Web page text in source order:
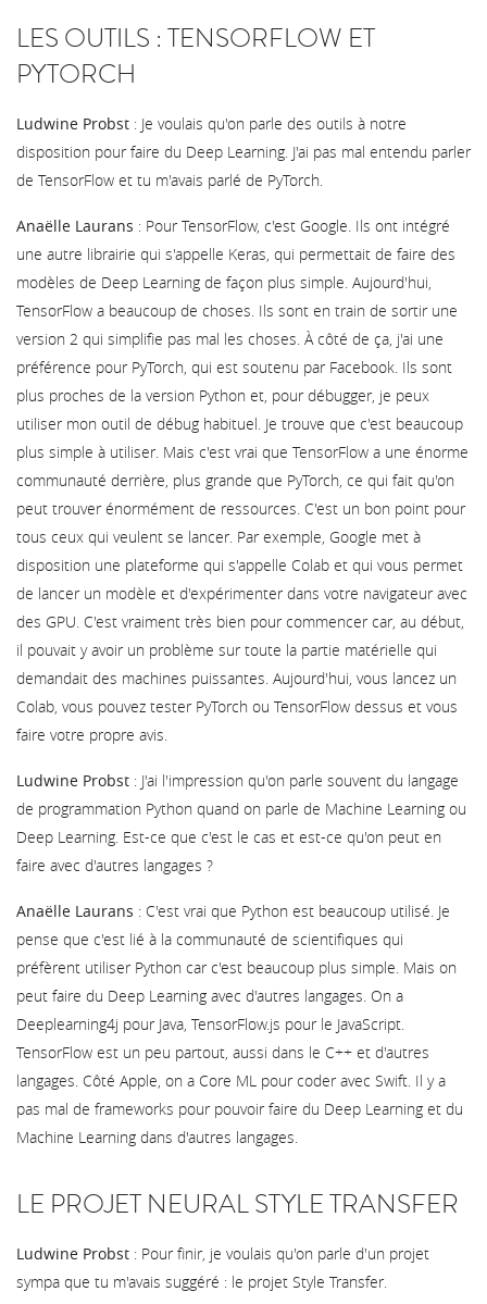
LES OUTILS : TENSORFLOW ET
PYTORCH
Ludwine Probst : Je voulais qu'on parle des outils à notre
disposition pour faire du Deep Learning. J'ai pas mal entendu parler
de TensorFlow et tu m'avais parlé de PyTorch.
Anaëlle Laurans : Pour TensorFlow, c'est Google. Ils ont intégré
une autre librairie qui s'appelle Keras, qui permettait de faire des
modèles de Deep Learning de façon plus simple. Aujourd'hui,
TensorFlow a beaucoup de choses. Ils sont en train de sortir une
version 2 qui simplifie pas mal les choses. À côté de ça, j'ai une
préférence pour PyTorch, qui est soutenu par Facebook. Ils sont
plus proches de la version Python et, pour débugger, je peux
utiliser mon outil de débug habituel. Je trouve que c'est beaucoup
plus simple à utiliser. Mais c'est vrai que TensorFlow a une énorme
communauté derrière, plus grande que PyTorch, ce qui fait qu'on
peut trouver énormément de ressources. C'est un bon point pour
tous ceux qui veulent se lancer. Par exemple, Google met à
disposition une plateforme qui s'appelle Colab et qui vous permet
de lancer un modèle et d'expérimenter dans votre navigateur avec
des GPU. C'est vraiment très bien pour commencer car, au début,
il pouvait y avoir un problème sur toute la partie matérielle qui
demandait des machines puissantes. Aujourd'hui, vous lancez un
Colab, vous pouvez tester PyTorch ou TensorFlow dessus et vous
faire votre propre avis.
Ludwine Probst : J'ai l'impression qu'on parle souvent du langage
de programmation Python quand on parle de Machine Learning ou
Deep Learning. Est-ce que c'est le cas et est-ce qu'on peut en
faire avec d'autres langages ?
Anaëlle Laurans : C'est vrai que Python est beaucoup utilisé. Je
pense que c'est lié à la communauté de scientifiques qui
préfèrent utiliser Python car c'est beaucoup plus simple. Mais on
peut faire du Deep Learning avec d'autres langages. On a
Deeplearning4j pour Java, TensorFlow.js pour le JavaScript.
TensorFlow est un peu partout, aussi dans le C++ et d'autres
langages. Côté Apple, on a Core ML pour coder avec Swift. Il y a
pas mal de frameworks pour pouvoir faire du Deep Learning et du
Machine Learning dans d'autres langages.
LE PROJET NEURAL STYLE TRANSFER
Ludwine Probst : Pour finir, je voulais qu'on parle d'un projet
sympa que tu m'avais suggéré : le projet Style Transfer.